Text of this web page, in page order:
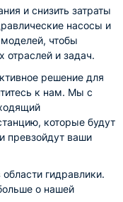
и снизить затраты
насосы и
чтобы
отраслей и задач.
решение для
к нам. Мы с
которые будут
превзойдут ваши
гидравлики.
о нашей